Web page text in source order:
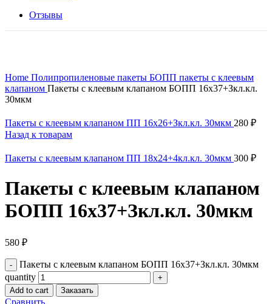
Отзывы
Home Полипропиленовые пакеты БОПП пакеты с клеевым
клапаном Пакеты с клеевым клапаном БОПП 16х37+Зкл.кл.
30мкм
Пакеты с клеевым клапаном ПП 16х26+Зкл.кл. 30мкм 280 ₽
Назад к товарам
Пакеты с клеевым клапаном ПП 18х24+4кл.кл. 30мкм 300 ₽
Пакеты с клеевым клапаном
БОПП 16х37+Зкл.кл. 30мкм
580 ₽
Пакеты с клеевым клапаном БОПП 16х37+Зкл.кл. 30мкм
quantity
Add to cart Заказать
Сравнить